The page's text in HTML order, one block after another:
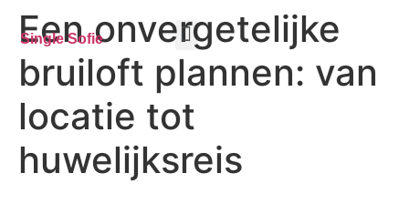
Single Sofie
Een onvergetelijke
bruiloft plannen: van
locatie tot
huwelijksreis